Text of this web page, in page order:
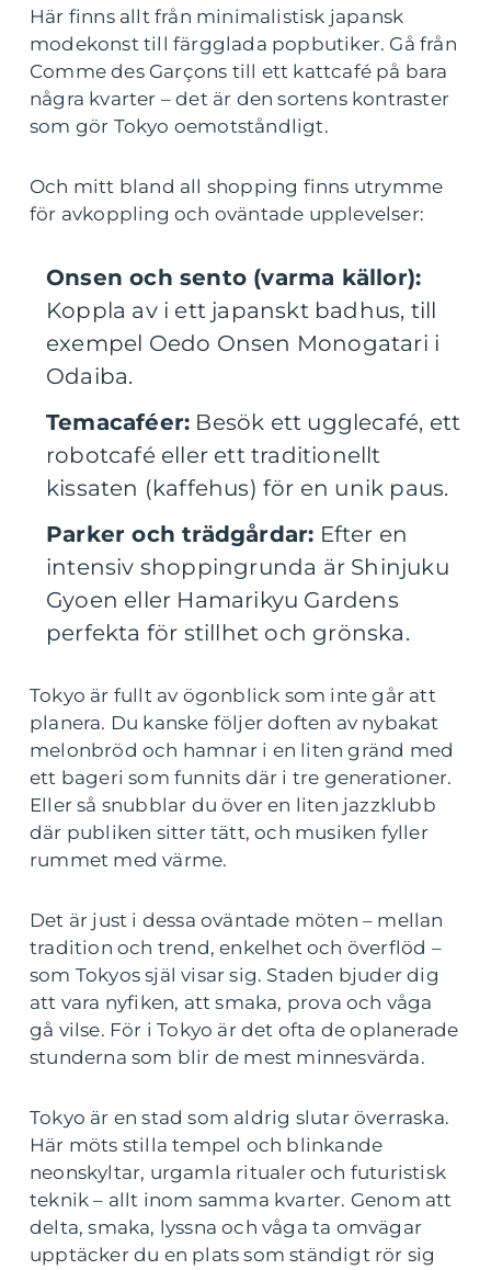
Här finns allt från minimalistisk japansk
modekonst till färgglada popbutiker. Gå från
Comme des Garçons till ett kattcafé på bara
några kvarter – det är den sortens kontraster
som gör Tokyo oemotståndligt.
Och mitt bland all shopping finns utrymme
för avkoppling och oväntade upplevelser:
Onsen och sento (varma källor):
Koppla av i ett japanskt badhus, till
exempel Oedo Onsen Monogatari i
Odaiba.
Temacaféer: Besök ett ugglecafé, ett
robotcafé eller ett traditionellt
kissaten (kaffehus) för en unik paus.
Parker och trädgårdar: Efter en
intensiv shoppingrunda är Shinjuku
Gyoen eller Hamarikyu Gardens
perfekta för stillhet och grönska.
Tokyo är fullt av ögonblick som inte går att
planera. Du kanske följer doften av nybakat
melonbröd och hamnar i en liten gränd med
ett bageri som funnits där i tre generationer.
Eller så snubblar du över en liten jazzklubb
där publiken sitter tätt, och musiken fyller
rummet med värme.
Det är just i dessa oväntade möten – mellan
tradition och trend, enkelhet och överflöd –
som Tokyos själ visar sig. Staden bjuder dig
att vara nyfiken, att smaka, prova och våga
gå vilse. För i Tokyo är det ofta de oplanerade
stunderna som blir de mest minnesvärda.
Tokyo är en stad som aldrig slutar överraska.
Här möts stilla tempel och blinkande
neonskyltar, urgamla ritualer och futuristisk
teknik – allt inom samma kvarter. Genom att
delta, smaka, lyssna och våga ta omvägar
upptäcker du en plats som ständigt rör sig